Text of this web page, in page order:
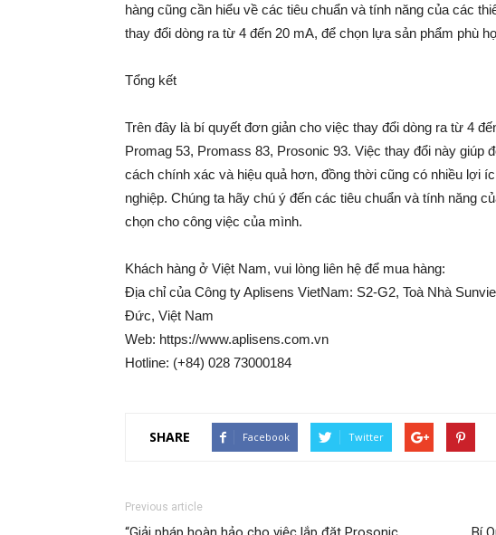
hàng cũng cần hiểu về các tiêu chuẩn và tính năng của các
thay đổi dòng ra từ 4 đến 20 mA, để chọn lựa sản phẩm phù
Tổng kết
Trên đây là bí quyết đơn giản cho việc thay đổi dòng ra từ 4
Promag 53, Promass 83, Prosonic 93. Việc thay đổi này giúp
cách chính xác và hiệu quả hơn, đồng thời cũng có nhiều lợi
nghiệp. Chúng ta hãy chú ý đến các tiêu chuẩn và tính năng
chọn cho công việc của mình.
Khách hàng ở Việt Nam, vui lòng liên hệ để mua hàng:
Địa chỉ của Công ty Aplisens VietNam: S2-G2, Toà Nhà
Đức, Việt Nam
Web: https://www.aplisens.com.vn
Hotline: (+84) 028 73000184
SHARE Facebook Twitter
Previous article